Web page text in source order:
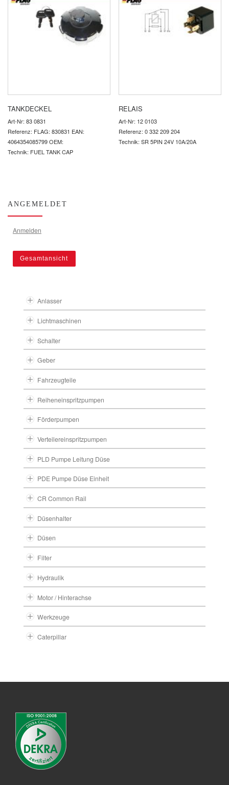
TANKDECKEL
Art-Nr: 83 0831
Referenz: FLAG: 830831 EAN:
4064354085799 OEM:
Technik: FUEL TANK CAP
RELAIS
Art-Nr: 12 0103
Referenz: 0 332 209 204
Technik: SR 5PIN 24V 10A/20A
ANGEMELDET
Anmelden
Gesamtansicht
Anlasser
Lichtmaschinen
Schalter
Geber
Fahrzeugteile
Reiheneinspritzpumpen
Förderpumpen
Verteilereinspritzpumpen
PLD Pumpe Leitung Düse
PDE Pumpe Düse Einheit
CR Common Rail
Düsenhalter
Düsen
Filter
Hydraulik
Motor / Hinterachse
Werkzeuge
Caterpillar